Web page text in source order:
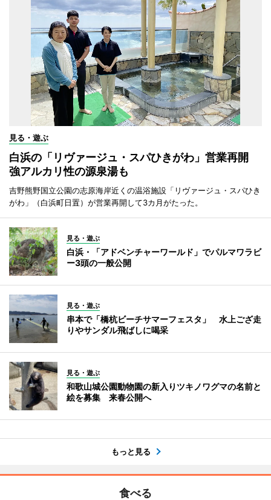
見る・遊ぶ
白浜の「リヴァージュ・スパひきがわ」営業再開
強アルカリ性の源泉湯も
吉野熊野国立公園の志原海岸近くの温浴施設「リヴァージュ・スパひき
がわ」（白浜町日置）が営業再開して3カ月がたった。
見る・遊ぶ
白浜・「アドベンチャーワールド」でパルマワラビ
ー3頭の一般公開
見る・遊ぶ
串本で「橋杭ビーチサマーフェスタ」 水上ござ走
りやサンダル飛ばしに喝采
見る・遊ぶ
和歌山城公園動物園の新入りツキノワグマの名前と
絵を募集 来春公開へ
もっと見る
食べる